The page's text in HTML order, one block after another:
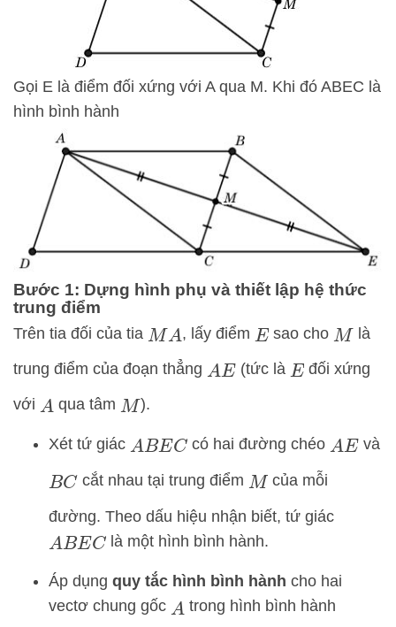
Gọi E là điểm đối xứng với A qua M. Khi đó ABEC là
hình bình hành
Bước 1: Dựng hình phụ và thiết lập hệ thức
trung điểm
Trên tia đối của tia MA , lấy điểm E sao cho M là
trung điểm của đoạn thẳng AE (tức là Eđối xứng
với A qua tâm M ).
Xét tứ giác ABEC có hai đường chéo AE và
BCcắt nhau tại trung điểm M của mỗi
đường. Theo dấu hiệu nhận biết, tứ giác
ABEC là một hình bình hành.
Áp dụng quy tắc hình bình hành cho hai
vectơ chung gốc A trong hình bình hành